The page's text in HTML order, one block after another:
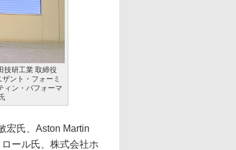
技研工業 取締役
ント・フォーミ
ィン・パフォーマ
宏氏、Aston Martin
ール氏、株式会社ホ